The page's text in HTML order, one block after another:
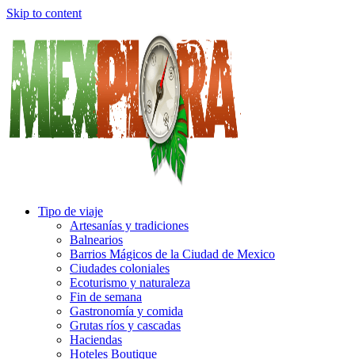
Skip to content
Tipo de viaje
Artesanías y tradiciones
Balnearios
Barrios Mágicos de la Ciudad de Mexico
Ciudades coloniales
Ecoturismo y naturaleza
Fin de semana
Gastronomía y comida
Grutas ríos y cascadas
Haciendas
Hoteles Boutique